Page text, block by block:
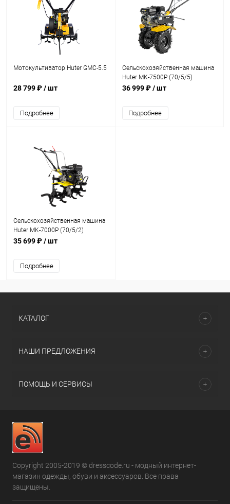
Мотокультиватор Huter GMC-5.5
28 799 ₽/ шт
Подробнее
Сельскохозяйственная машина
Huter MK-7500Р (70/5/5)
36 999 ₽/ шт
Подробнее
Сельскохозяйственная машина
Huter MK-7000Р (70/5/2)
35 699 ₽/ шт
Подробнее
КАТАЛОГ
НАШИ ПРЕДЛОЖЕНИЯ
ПОМОЩЬ И СЕРВИСЫ
Copyright 2005-2019 © dresscode.ru - модный интернет-
магазин одежды, обуви и аксессуаров. Все права
защищены.